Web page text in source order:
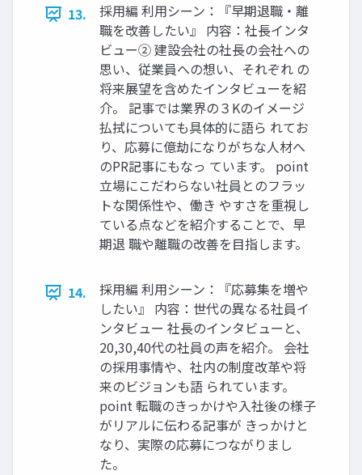
13.
採⽤編 利⽤シーン：『早期退職‧離
職を改善したい』 内容：社⻑インタ
ビュー② 建設会社の社⻑の会社への
思い、従業員への想い、それぞれ の
将来展望を含めたインタビューを紹
介。 記事では業界の３Kのイメージ
払拭についても具体的に語ら れてお
り、応募に億劫になりがちな⼈材へ
のPR記事にもなっ ています。 point
⽴場にこだわらない社員とのフラッ
トな関係性や、働き やすさを重視し
ている点などを紹介することで、早
期退 職や離職の改善を⽬指します。
14.
採⽤編 利⽤シーン：『応募集を増や
したい』 内容：世代の異なる社員イ
ンタビュー 社⻑のインタビューと、
20,30,40代の社員の声を紹介。 会社
の採⽤事情や、社内の制度改⾰や将
来のビジョンも語 られています。
point 転職のきっかけや⼊社後の様⼦
がリアルに伝わる記事が きっかけと
なり、実際の応募につながりまし
た。